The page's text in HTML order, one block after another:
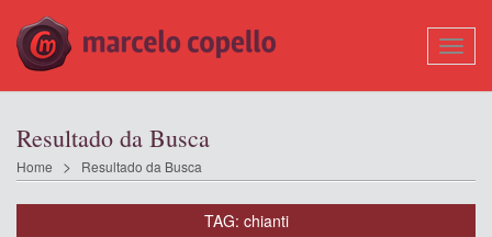
Resultado da Busca
Home Resultado da Busca
TAG: chianti